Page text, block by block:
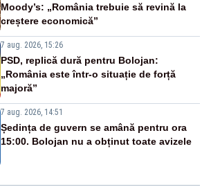
Moody’s: „România trebuie să revină la
creștere economică”
7 aug. 2026, 15:26
PSD, replică dură pentru Bolojan:
„România este într-o situație de forță
majoră”
7 aug. 2026, 14:51
Ședința de guvern se amână pentru ora
15:00. Bolojan nu a obținut toate avizele